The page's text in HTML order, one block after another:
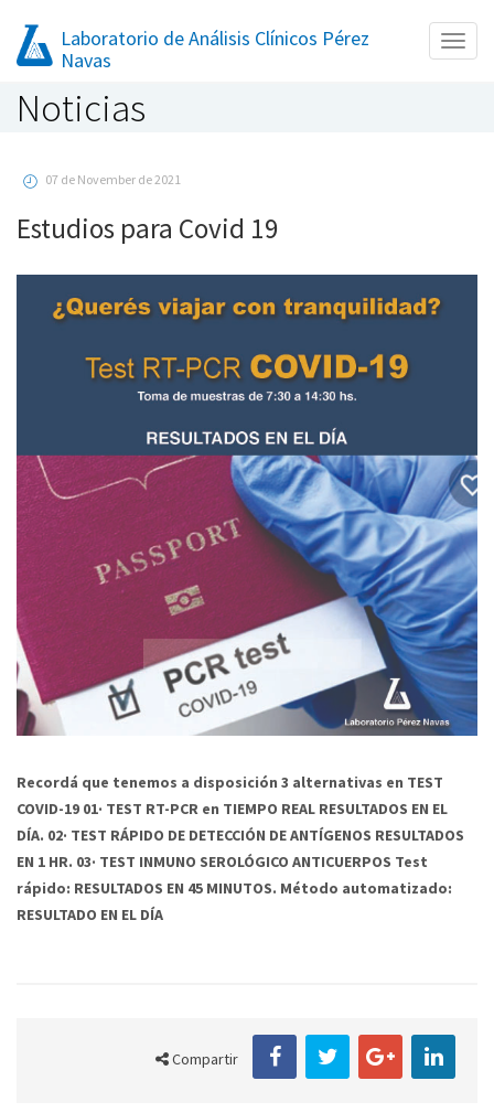
Laboratorio de Análisis Clínicos Pérez
Navas
Noticias
07 de November de 2021
Estudios para Covid 19
Recordá que tenemos a disposición 3 alternativas en TEST
COVID-19 01· TEST RT-PCR en TIEMPO REAL RESULTADOS EN EL
DÍA. 02· TEST RÁPIDO DE DETECCIÓN DE ANTÍGENOS RESULTADOS
EN 1 HR. 03· TEST INMUNO SEROLÓGICO ANTICUERPOS Test
rápido: RESULTADOS EN 45 MINUTOS. Método automatizado:
RESULTADO EN EL DÍA
Compartir